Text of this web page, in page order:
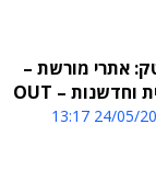
אתרי מורשת –
24/05/2026